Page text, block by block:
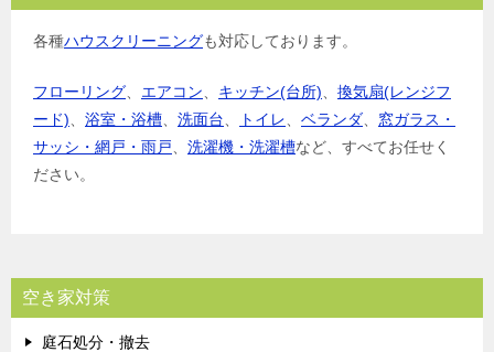
各種ハウスクリーニングも対応しております。
フローリング エアコン キッチン(台所)
換気扇(レンジフ
ード)
浴室・浴槽 洗面台 トイレ ベランダ
窓ガラス・
サッシ・網戸・雨戸
洗濯機・洗濯槽など、すべてお任せく
ださい。
空き家対策
庭石処分・撤去